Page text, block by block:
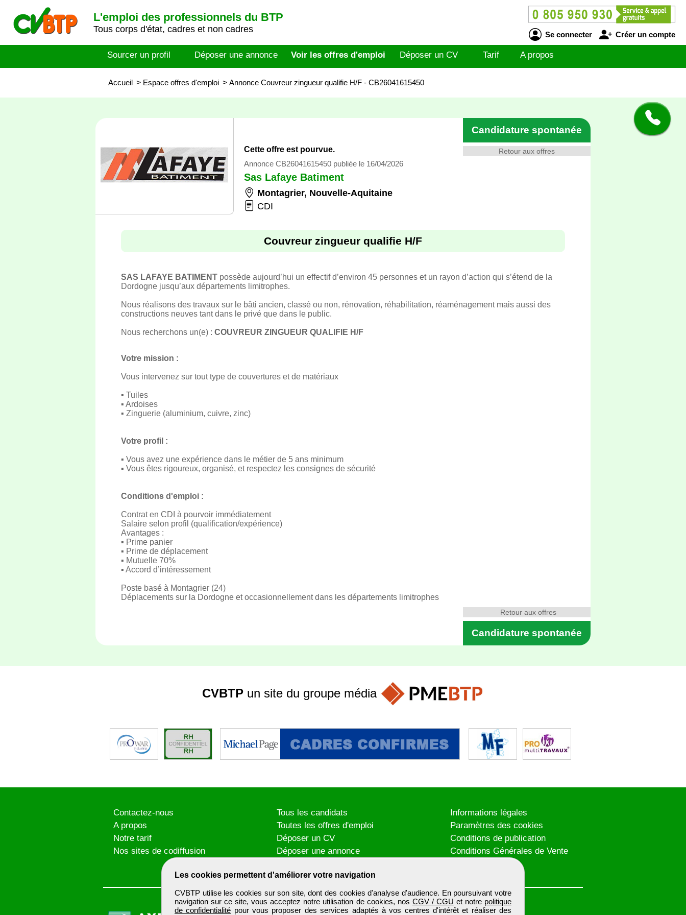
L'emploi des professionnels du BTP
Tous corps d'état, cadres et non cadres
Se connecter Créer un compte
Sourcer un profil Déposer une annonce Voir les offres d'emploi Déposer un CV Tarif A propos
Accueil > Espace offres d'emploi > Annonce Couvreur zingueur qualifie H/F - CB26041615450
Retour aux offres
Candidature spontanée
Cette offre est pourvue.
Annonce CB26041615450 publiée le 16/04/2026
Sas Lafaye Batiment
Montagrier, Nouvelle-Aquitaine
CDI
Couvreur zingueur qualifie H/F
SAS LAFAYE BATIMENT possède aujourd’hui un effectif d’environ 45 personnes et un rayon d’action qui s’étend de la
Dordogne jusqu’aux départements limitrophes.
Nous réalisons des travaux sur le bâti ancien, classé ou non, rénovation, réhabilitation, réaménagement mais aussi des
constructions neuves tant dans le privé que dans le public.
Nous recherchons un(e) : COUVREUR ZINGUEUR QUALIFIE H/F
Votre mission :
Vous intervenez sur tout type de couvertures et de matériaux
▪ Tuiles
▪ Ardoises
▪ Zinguerie (aluminium, cuivre, zinc)
Votre profil :
▪ Vous avez une expérience dans le métier de 5 ans minimum
▪ Vous êtes rigoureux, organisé, et respectez les consignes de sécurité
Conditions d'emploi :
Contrat en CDI à pourvoir immédiatement
Salaire selon profil (qualification/expérience)
Avantages :
▪ Prime panier
▪ Prime de déplacement
▪ Mutuelle 70%
▪ Accord d’intéressement
Poste basé à Montagrier (24)
Déplacements sur la Dordogne et occasionnellement dans les départements limitrophes
Candidature spontanée
Retour aux offres
Les cookies permettent d'améliorer votre navigation
CVBTP utilise les cookies sur son site, dont des cookies d'analyse d'audience. En poursuivant votre
navigation sur ce site, vous acceptez notre utilisation de cookies, nos CGV / CGU et notre politique
de confidentialité pour vous proposer des services adaptés à vos centres d'intérêt et réaliser des
CVBTP un site du groupe média
Contactez-nous
A propos
Notre tarif
Nos sites de codiffusion
Tous les candidats
Toutes les offres d'emploi
Déposer un CV
Déposer une annonce
Informations légales
Paramètres des cookies
Conditions de publication
Conditions Générales de Vente